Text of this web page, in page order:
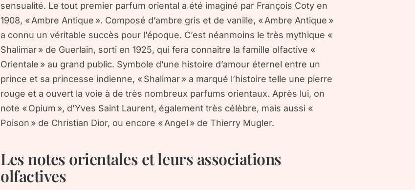
sensualité. Le tout premier parfum oriental a été imaginé par François Coty en
1908, « Ambre Antique ». Composé d’ambre gris et de vanille, « Ambre Antique »
a connu un véritable succès pour l’époque. C’est néanmoins le très mythique «
Shalimar » de Guerlain, sorti en 1925, qui fera connaitre la famille olfactive «
Orientale » au grand public. Symbole d’une histoire d’amour éternel entre un
prince et sa princesse indienne, « Shalimar » a marqué l’histoire telle une pierre
rouge et a ouvert la voie à de très nombreux parfums orientaux. Après lui, on
note « Opium », d’Yves Saint Laurent, également très célèbre, mais aussi «
Poison » de Christian Dior, ou encore « Angel » de Thierry Mugler.
Les notes orientales et leurs associations
olfactives